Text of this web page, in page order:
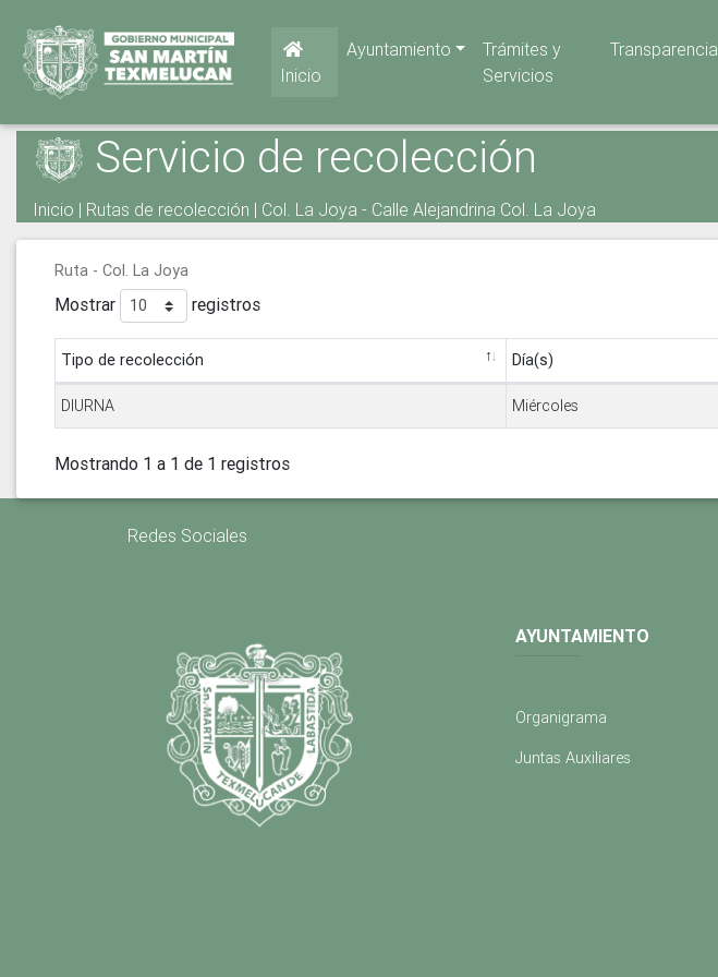
Inicio
Ayuntamiento
Trámites y
Servicios
Transparencia
Servicio de recolección
Inicio | Rutas de recolección | Col. La Joya - Calle Alejandrina Col. La Joya
Ruta - Col. La Joya
Mostrar registros
Tipo de recolección Día(s)
DIURNA Miércoles
Mostrando 1 a 1 de 1 registros
Redes Sociales
AYUNTAMIENTO
Organigrama
Juntas Auxiliares